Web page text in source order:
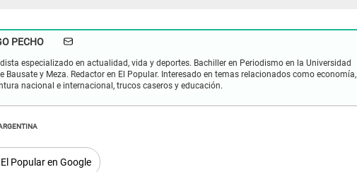
PECHO
especializado en actualidad, vida y deportes. Bachiller en Periodismo en la Universidad
Bausate y Meza. Redactor en El Popular. Interesado en temas relacionados como economía,
nacional e internacional, trucos caseros y educación.
Popular en Google